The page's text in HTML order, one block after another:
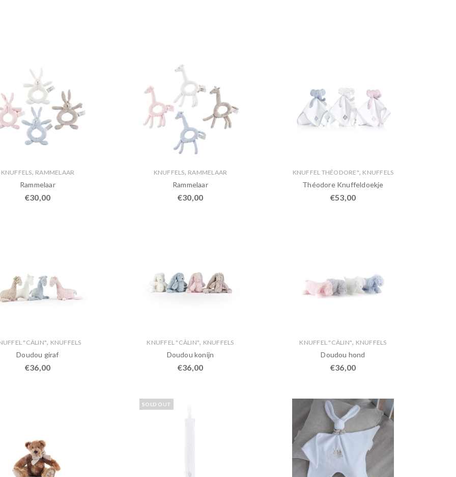
KNUFFELS, RAMMELAAR
Rammelaar
€30,00
KNUFFELS, RAMMELAAR
Rammelaar
€30,00
KNUFFEL THÉODORE", KNUFFELS
Théodore Knuffeldoekje
€53,00
"CÂLIN", KNUFFELS
Doudou giraf
€36,00
KNUFFEL "CÂLIN", KNUFFELS
Doudou konijn
€36,00
KNUFFEL "CÂLIN", KNUFFELS
Doudou hond
€36,00
SOLD OUT